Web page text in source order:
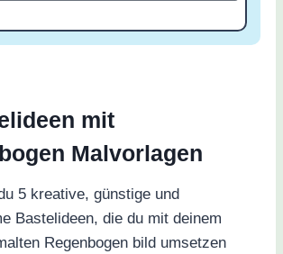
mit
Malvorlagen
5 kreative, günstige und
Bastelideen, die du mit deinem
Regenbogen bild umsetzen